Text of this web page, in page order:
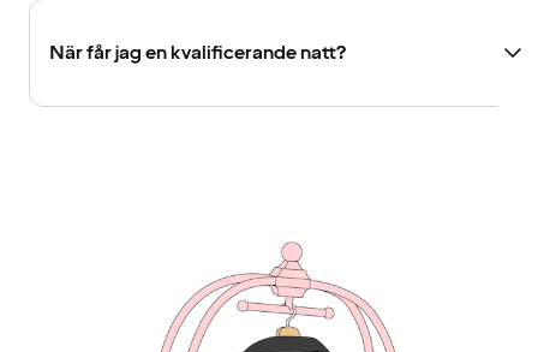
När får jag en kvalificerande natt?